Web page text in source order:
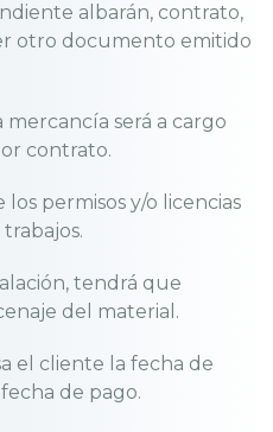
albarán, contrato,
otro documento emitido
será a cargo
contrato.
permisos y/o licencias
tendrá que
del material.
el cliente la fecha de
de pago.